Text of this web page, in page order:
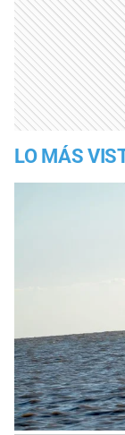
LO MÁS